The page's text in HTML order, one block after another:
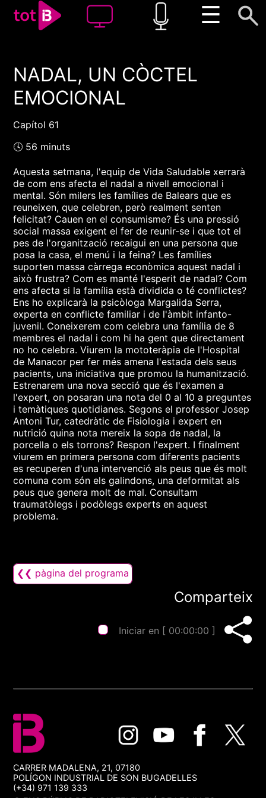
☰
00:00 00:00
1x
NADAL, UN CÒCTEL
EMOCIONAL
Capítol 61
🕓 56 minuts
Aquesta setmana, l'equip de Vida Saludable xerrarà
de com ens afecta el nadal a nivell emocional i
mental. Són milers les famílies de Balears que es
reuneixen, que celebren, però realment senten
felicitat? Cauen en el consumisme? És una pressió
social massa exigent el fer de reunir-se i que tot el
pes de l'organització recaigui en una persona que
posa la casa, el menú i la feina? Les famílies
suporten massa càrrega econòmica aquest nadal i
això frustra? Com es manté l'esperit de nadal? Com
ens afecta si la família està dividida o té conflictes?
Ens ho explicarà la psicòloga Margalida Serra,
experta en conflicte familiar i de l'àmbit infanto-
juvenil. Coneixerem com celebra una família de 8
membres el nadal i com hi ha gent que directament
no ho celebra. Viurem la mototeràpia de l'Hospital
de Manacor per fer més amena l'estada dels seus
pacients, una iniciativa que promou la humanització.
Estrenarem una nova secció que és l'examen a
l'expert, on posaran una nota del 0 al 10 a preguntes
i temàtiques quotidianes. Segons el professor Josep
Antoni Tur, catedràtic de Fisiologia i expert en
nutrició quina nota mereix la sopa de nadal, la
porcella o els torrons? Respon l'expert. I finalment
viurem en primera persona com diferents pacients
es recuperen d'una intervenció als peus que és molt
comuna com són els galindons, una deformitat als
peus que genera molt de mal. Consultam
traumatòlegs i podòlegs experts en aquest
problema.
❮❮ pàgina del programa
Comparteix
Iniciar en [ 00:00:00 ]
CARRER MADALENA, 21, 07180
POLÍGON INDUSTRIAL DE SON BUGADELLES
(+34) 971 139 333